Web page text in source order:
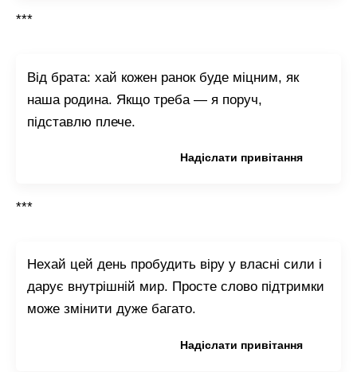
***
Від брата: хай кожен ранок буде міцним, як
наша родина. Якщо треба — я поруч,
підставлю плече.
Надіслати привітання
***
Нехай цей день пробудить віру у власні сили і
дарує внутрішній мир. Просте слово підтримки
може змінити дуже багато.
Надіслати привітання